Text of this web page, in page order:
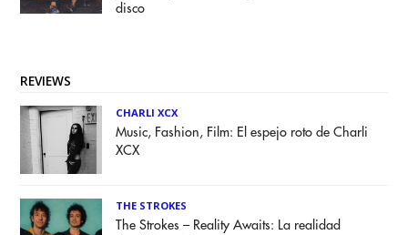
disco
REVIEWS
CHARLI XCX
Music, Fashion, Film: El espejo roto de Charli
XCX
THE STROKES
The Strokes – Reality Awaits: La realidad